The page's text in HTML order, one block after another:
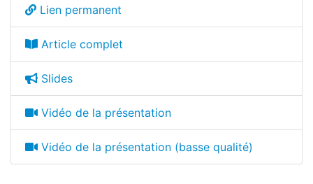
Lien permanent
Article complet
Slides
Vidéo de la présentation
Vidéo de la présentation (basse qualité)